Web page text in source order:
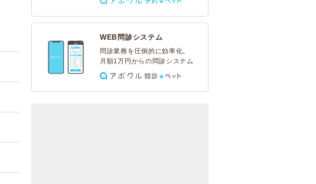
WEB問診システム
問診業務を圧倒的に効率化。
月額1万円からの問診システム